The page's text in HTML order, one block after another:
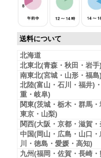
送料について
北海道
北東北(青森・秋田・岩手)
南東北(宮城・山形・福
北陸(富山・石川・福井)
重・岐阜)
関東(茨城・栃木・群馬
東京・山梨)
関西(大阪・京都・滋賀
中国(岡山・広島・山口
川・徳島・愛媛・高知)
九州(福岡・佐賀・長崎